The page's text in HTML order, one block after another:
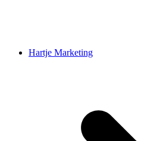
Hartje Marketing